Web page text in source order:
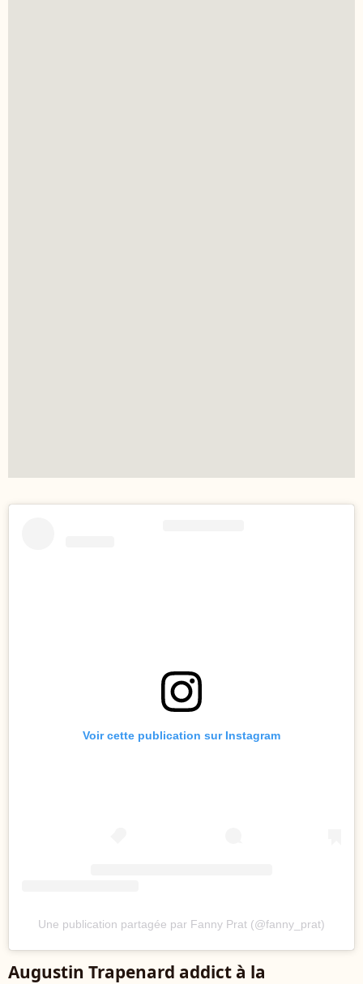
Voir cette publication sur Instagram
Une publication partagée par Fanny Prat (@fanny_prat)
Augustin Trapenard addict à la